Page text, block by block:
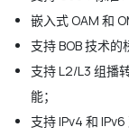
嵌入式 OAM 和
支持 BOB 技术
支持 L2/L3 组播
能；
支持 IPv4 和